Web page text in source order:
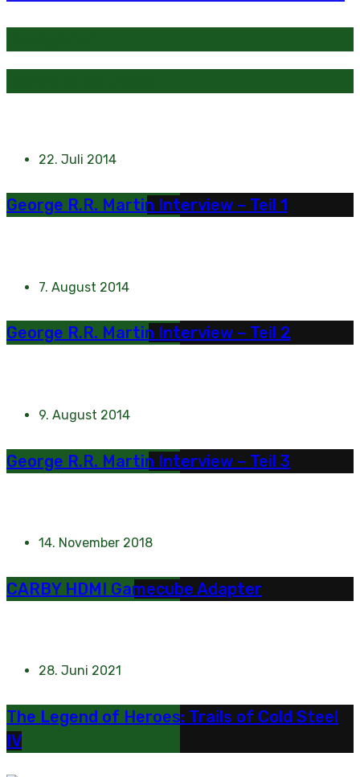
22. Juli 2014
George R.R. Martin Interview – Teil 1
7. August 2014
George R.R. Martin Interview – Teil 2
9. August 2014
George R.R. Martin Interview – Teil 3
14. November 2018
CARBY HDMI Gamecube Adapter
28. Juni 2021
The Legend of Heroes: Trails of Cold Steel
IV